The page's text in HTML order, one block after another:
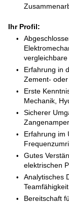
Ihr Profil:
Erfahrung in
Zement-
Erste
Mechanik,
Sicherer
Erfahrung im
Gutes
elektrischen
Analytisches
Teamfähigkeit
Bereitschaft